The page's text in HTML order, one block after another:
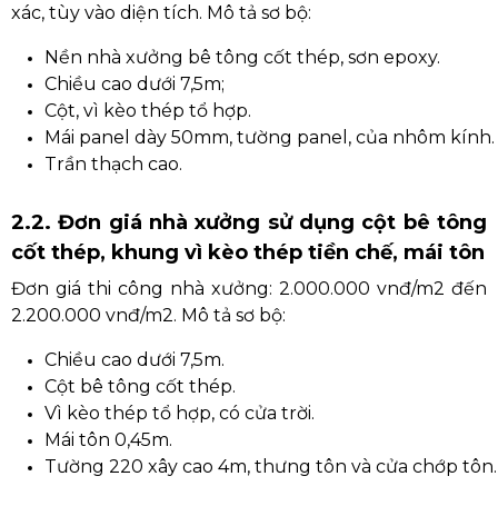
xác, tùy vào diện tích. Mô tả sơ bộ:
Nền nhà xưởng bê tông cốt thép, sơn epoxy.
Chiều cao dưới 7,5m;
Cột, vì kèo thép tổ hợp.
Mái panel dày 50mm, tường panel, của nhôm kính.
Trần thạch cao.
2.2. Đơn giá nhà xưởng sử dụng cột bê tông
cốt thép, khung vì kèo thép tiền chế, mái tôn
Đơn giá thi công nhà xưởng: 2.000.000 vnđ/m2 đến
2.200.000 vnđ/m2. Mô tả sơ bộ:
Chiều cao dưới 7,5m.
Cột bê tông cốt thép.
Vì kèo thép tổ hợp, có cửa trời.
Mái tôn 0,45m.
Tường 220 xây cao 4m, thưng tôn và cửa chớp tôn.